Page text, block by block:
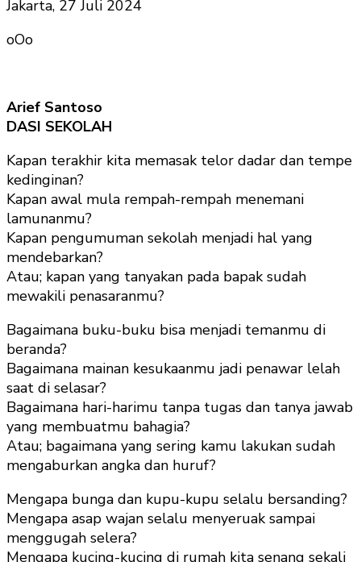
Jakarta, 27 Juli 2024
oOo
Arief Santoso
DASI SEKOLAH
Kapan terakhir kita memasak telor dadar dan tempe
kedinginan?
Kapan awal mula rempah-rempah menemani
lamunanmu?
Kapan pengumuman sekolah menjadi hal yang
mendebarkan?
Atau; kapan yang tanyakan pada bapak sudah
mewakili penasaranmu?
Bagaimana buku-buku bisa menjadi temanmu di
beranda?
Bagaimana mainan kesukaanmu jadi penawar lelah
saat di selasar?
Bagaimana hari-harimu tanpa tugas dan tanya jawab
yang membuatmu bahagia?
Atau; bagaimana yang sering kamu lakukan sudah
mengaburkan angka dan huruf?
Mengapa bunga dan kupu-kupu selalu bersanding?
Mengapa asap wajan selalu menyeruak sampai
menggugah selera?
Mengapa kucing-kucing di rumah kita senang sekali